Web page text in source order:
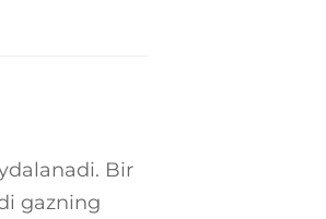
Bir
gazning